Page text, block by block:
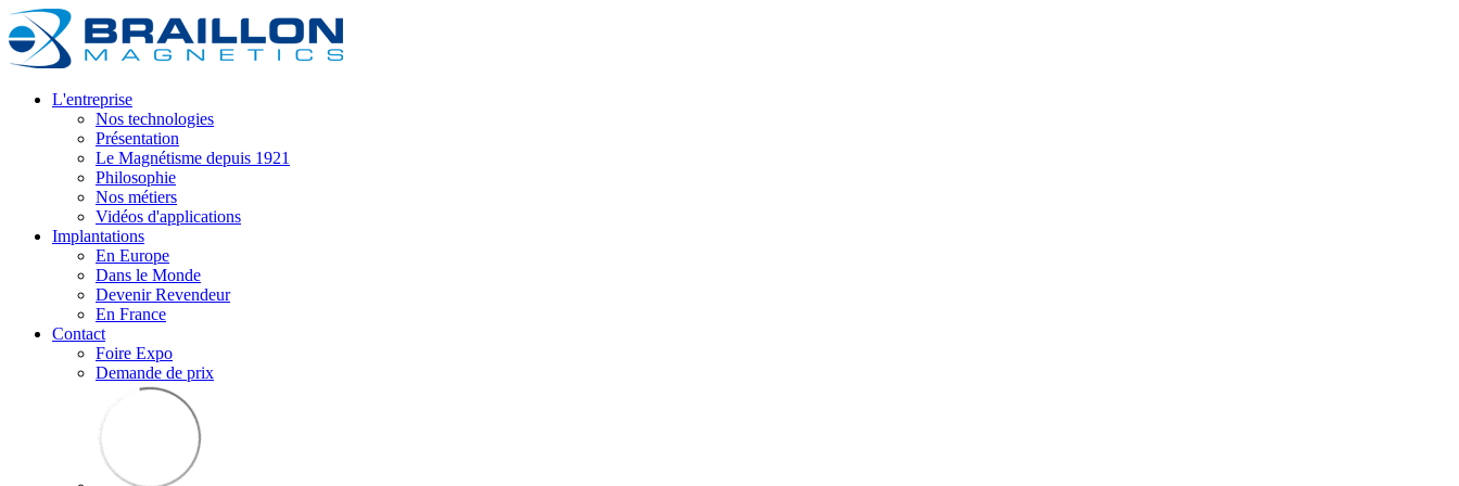
L'entreprise
Nos technologies
Présentation
Le Magnétisme depuis 1921
Philosophie
Nos métiers
Vidéos d'applications
Implantations
En Europe
Dans le Monde
Devenir Revendeur
En France
Contact
Foire Expo
Demande de prix